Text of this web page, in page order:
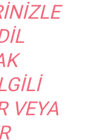
VEYA